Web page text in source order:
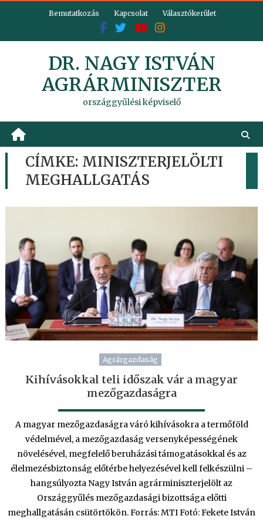
Bemutatkozás Kapcsolat Választókerület
DR. NAGY ISTVÁN
AGRÁRMINISZTER
országgyűlési képviselő
CÍMKE: MINISZTERJELÖLTI
MEGHALLGATÁS
Agrárgazdaság
Kihívásokkal teli időszak vár a magyar
mezőgazdaságra
A magyar mezőgazdaságra váró kihívásokra a termőföld
védelmével, a mezőgazdaság versenyképességének
növelésével, megfelelő beruházási támogatásokkal és az
élelmezésbiztonság előtérbe helyezésével kell felkészülni –
hangsúlyozta Nagy István agrárminiszterjelölt az
Országgyűlés mezőgazdasági bizottsága előtti
meghallgatásán csütörtökön. Forrás: MTI Fotó: Fekete István